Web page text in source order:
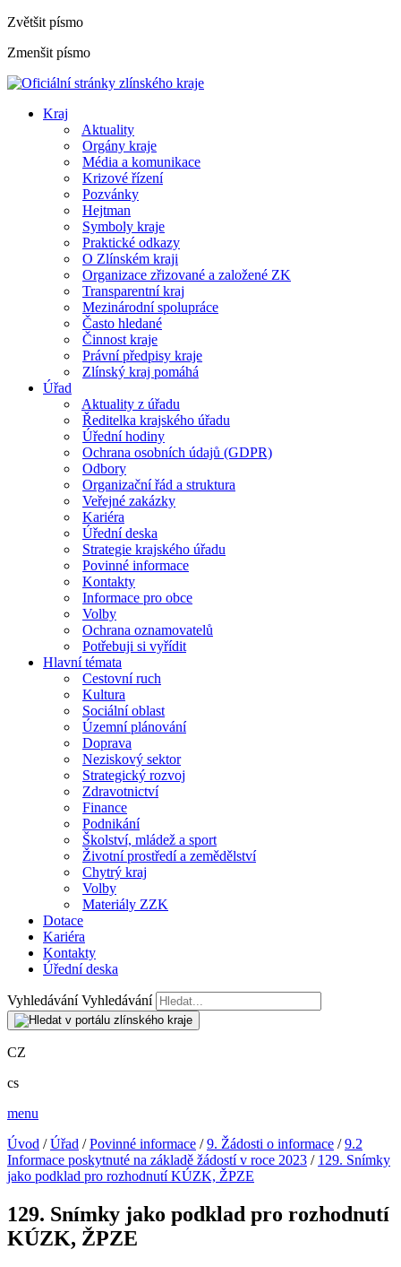
Zvětšit písmo
Zmenšit písmo
Kraj
Aktuality
Orgány kraje
Média a komunikace
Krizové řízení
Pozvánky
Hejtman
Symboly kraje
Praktické odkazy
O Zlínském kraji
Organizace zřizované a založené ZK
Transparentní kraj
Mezinárodní spolupráce
Často hledané
Činnost kraje
Právní předpisy kraje
Zlínský kraj pomáhá
Úřad
Aktuality z úřadu
Ředitelka krajského úřadu
Úřední hodiny
Ochrana osobních údajů (GDPR)
Odbory
Organizační řád a struktura
Veřejné zakázky
Kariéra
Úřední deska
Strategie krajského úřadu
Povinné informace
Kontakty
Informace pro obce
Volby
Ochrana oznamovatelů
Potřebuji si vyřídit
Hlavní témata
Cestovní ruch
Kultura
Sociální oblast
Územní plánování
Doprava
Neziskový sektor
Strategický rozvoj
Zdravotnictví
Finance
Podnikání
Školství, mládež a sport
Životní prostředí a zemědělství
Chytrý kraj
Volby
Materiály ZZK
Dotace
Kariéra
Kontakty
Úřední deska
Vyhledávání Vyhledávání
CZ
cs
menu
Úvod /Úřad /Povinné informace /9. Žádosti o informace /9.2
Informace poskytnuté na základě žádostí v roce 2023 / 129. Snímky
jako podklad pro rozhodnutí KÚZK, ŽPZE
129. Snímky jako podklad pro rozhodnutí
KÚZK, ŽPZE